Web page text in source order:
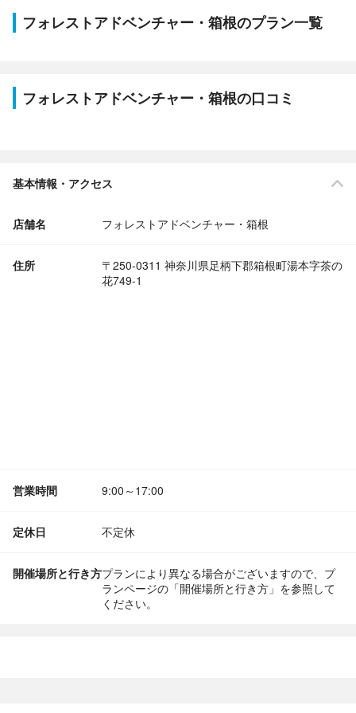
フォレストアドベンチャー・箱根のプラン一覧
フォレストアドベンチャー・箱根の口コミ
基本情報・アクセス
店舗名 フォレストアドベンチャー・箱根
住所
〒250-0311 神奈川県足柄下郡箱根町湯本字茶の
花749-1
営業時間 9:00～17:00
定休日 不定休
開催場所と行き方プランにより異なる場合がございますので、プ
ランページの「開催場所と行き方」を参照して
ください。